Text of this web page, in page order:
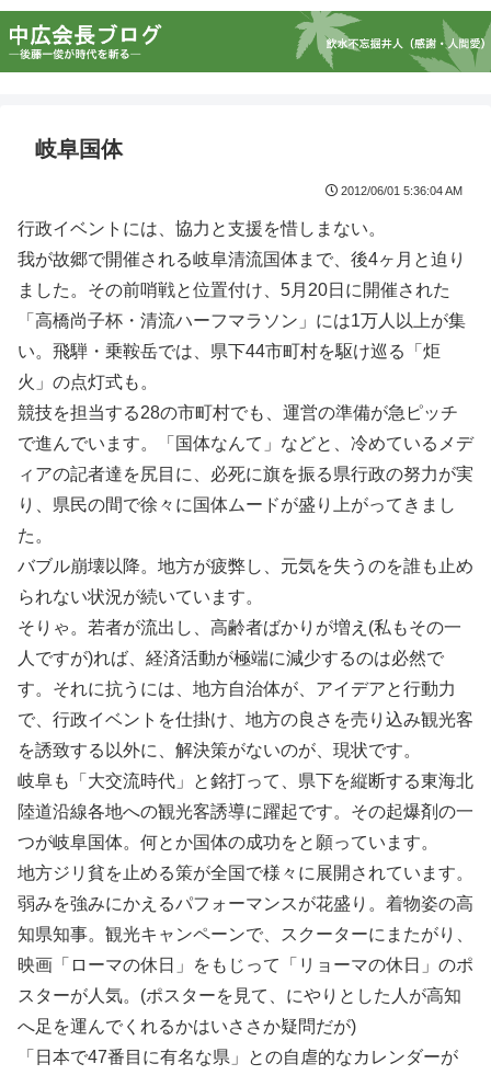
岐阜国体
2012/06/01 5:36:04 AM
行政イベントには、協力と支援を惜しまない。
我が故郷で開催される岐阜清流国体まで、後4ヶ月と迫り
ました。その前哨戦と位置付け、5月20日に開催された
「高橋尚子杯・清流ハーフマラソン」には1万人以上が集
い。飛騨・乗鞍岳では、県下44市町村を駆け巡る「炬
火」の点灯式も。
競技を担当する28の市町村でも、運営の準備が急ピッチ
で進んでいます。「国体なんて」などと、冷めているメデ
ィアの記者達を尻目に、必死に旗を振る県行政の努力が実
り、県民の間で徐々に国体ムードが盛り上がってきまし
た。
バブル崩壊以降。地方が疲弊し、元気を失うのを誰も止め
られない状況が続いています。
そりゃ。若者が流出し、高齢者ばかりが増え(私もその一
人ですが)れば、経済活動が極端に減少するのは必然で
す。それに抗うには、地方自治体が、アイデアと行動力
で、行政イベントを仕掛け、地方の良さを売り込み観光客
を誘致する以外に、解決策がないのが、現状です。
岐阜も「大交流時代」と銘打って、県下を縦断する東海北
陸道沿線各地への観光客誘導に躍起です。その起爆剤の一
つが岐阜国体。何とか国体の成功をと願っています。
地方ジリ貧を止める策が全国で様々に展開されています。
弱みを強みにかえるパフォーマンスが花盛り。着物姿の高
知県知事。観光キャンペーンで、スクーターにまたがり、
映画「ローマの休日」をもじって「リョーマの休日」のポ
スターが人気。(ポスターを見て、にやりとした人が高知
へ足を運んでくれるかはいささか疑問だが)
「日本で47番目に有名な県」との自虐的なカレンダーが